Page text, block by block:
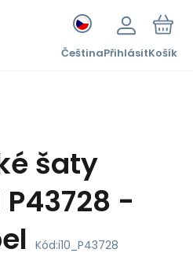
ČeštinaPřihlásitKošík
šaty
-
Kód:i10_P43728